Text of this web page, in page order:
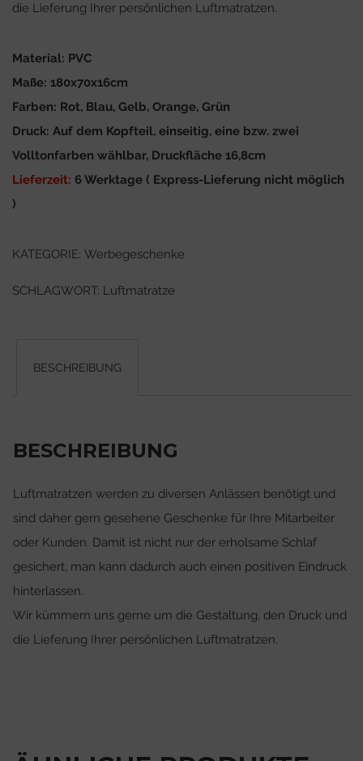
die Lieferung Ihrer persönlichen Luftmatratzen.
Material: PVC
Maße: 180x70x16cm
Farben: Rot, Blau, Gelb, Orange, Grün
Druck: Auf dem Kopfteil, einseitig, eine bzw. zwei
Volltonfarben wählbar, Druckfläche 16,8cm
Lieferzeit: 6 Werktage ( Express-Lieferung nicht möglich
)
KATEGORIE: Werbegeschenke
SCHLAGWORT: Luftmatratze
BESCHREIBUNG
BESCHREIBUNG
Luftmatratzen werden zu diversen Anlässen benötigt und
sind daher gern gesehene Geschenke für Ihre Mitarbeiter
oder Kunden. Damit ist nicht nur der erholsame Schlaf
gesichert, man kann dadurch auch einen positiven Eindruck
hinterlassen.
Wir kümmern uns gerne um die Gestaltung, den Druck und
die Lieferung Ihrer persönlichen Luftmatratzen.